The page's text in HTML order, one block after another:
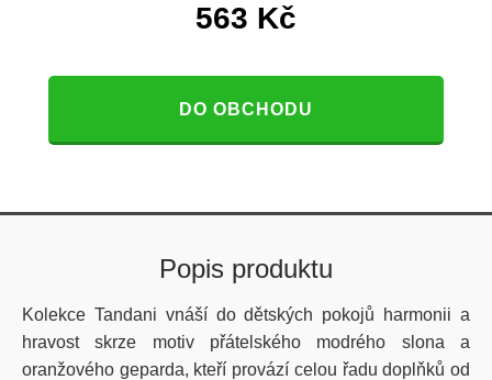
563 Kč
DO OBCHODU
Popis produktu
Kolekce Tandani vnáší do dětských pokojů harmonii a
hravost skrze motiv přátelského modrého slona a
oranžového geparda, kteří provází celou řadu doplňků od